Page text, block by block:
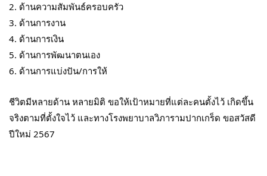
2. ด้านความสัมพันธ์ครอบครัว
3. ด้านการงาน
4. ด้านการเงิน
5. ด้านการพัฒนาตนเอง
6. ด้านการแบ่งปัน/การให้
ชีวิตมีหลายด้าน หลายมิติ ขอให้เป้าหมายที่แต่ละคนตั้งไว้ เกิดขึ้น
จริงตามที่ตั้งใจไว้ และทางโรงพยาบาลวิภารามปากเกร็ด ขอสวัสดี
ปีใหม่ 2567